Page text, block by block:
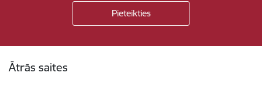
Ātrās saites